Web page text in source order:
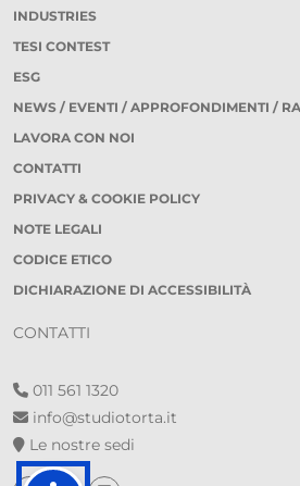
INDUSTRIES
TESI CONTEST
ESG
NEWS / EVENTI / APPROFONDIMENTI /
LAVORA CON NOI
CONTATTI
PRIVACY & COOKIE POLICY
NOTE LEGALI
CODICE ETICO
DICHIARAZIONE DI ACCESSIBILITÀ
CONTATTI
011 561 1320
info@studiotorta.it
Le nostre sedi